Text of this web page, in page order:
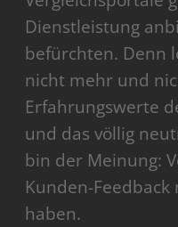
Dienstleistung
befürchten. Denn
nicht mehr und
Erfahrungswerte
und das völlig
bin der Meinung:
Kunden-
haben.